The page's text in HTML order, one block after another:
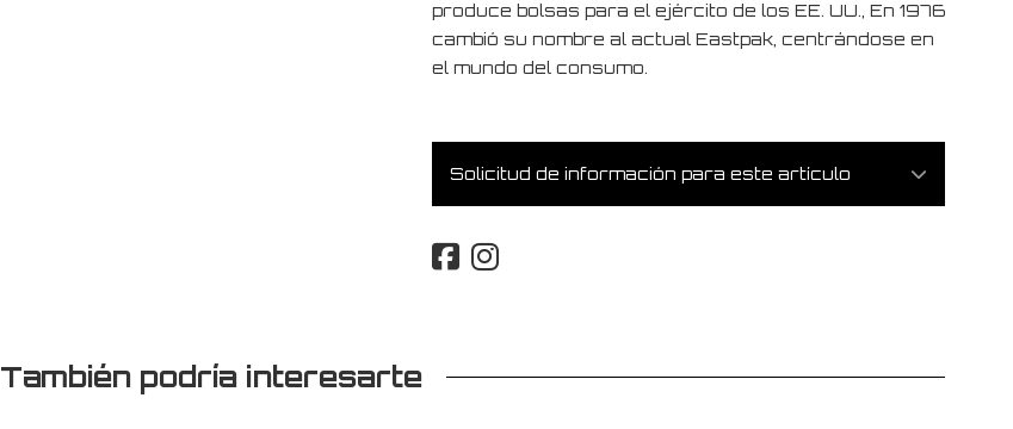
produce bolsas para el ejército de los EE. UU., En 1976
cambió su nombre al actual Eastpak, centrándose en
el mundo del consumo.
Solicitud de información para este artículo
También podría interesarte